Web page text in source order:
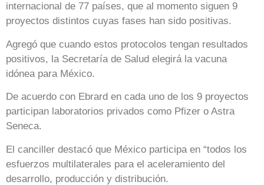
internacional de 77 países, que al momento siguen 9
proyectos distintos cuyas fases han sido positivas.
Agregó que cuando estos protocolos tengan resultados
positivos, la Secretaría de Salud elegirá la vacuna
idónea para México.
De acuerdo con Ebrard en cada uno de los 9 proyectos
participan laboratorios privados como Pfizer o Astra
Seneca.
El canciller destacó que México participa en “todos los
esfuerzos multilaterales para el aceleramiento del
desarrollo, producción y distribución.